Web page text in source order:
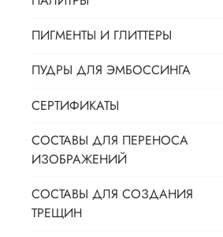
ПИГМЕНТЫ И ГЛИТТЕРЫ
ПУДРЫ ДЛЯ ЭМБОССИНГА
СЕРТИФИКАТЫ
СОСТАВЫ ДЛЯ ПЕРЕНОСА
ИЗОБРАЖЕНИЙ
СОСТАВЫ ДЛЯ СОЗДАНИЯ
ТРЕЩИН